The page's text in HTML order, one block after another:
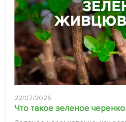
22/07/2026
Что такое зеленое